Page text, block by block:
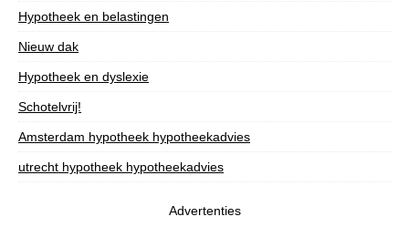
Hypotheek en belastingen
Nieuw dak
Hypotheek en dyslexie
Schotelvrij!
Amsterdam hypotheek hypotheekadvies
utrecht hypotheek hypotheekadvies
Advertenties